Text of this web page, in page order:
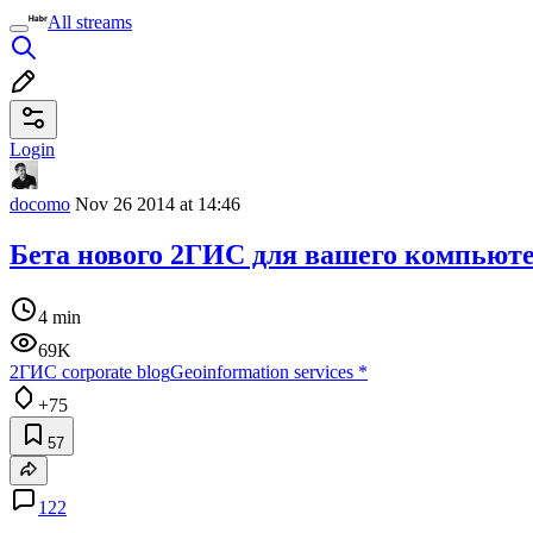
All streams
Login
docomo Nov 26 2014 at 14:46
Бета нового 2ГИС для вашего
4 min
69K
2ГИС corporate blogGeoinformation services *
+75
57
122